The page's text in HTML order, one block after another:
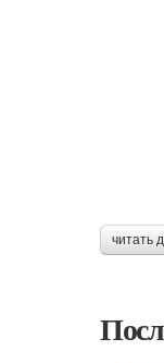
читать